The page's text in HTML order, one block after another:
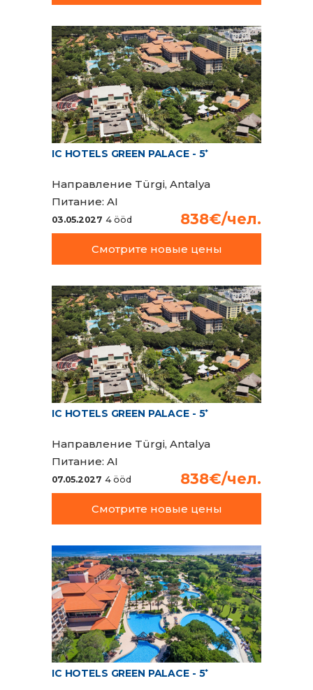
IC HOTELS GREEN PALACE - 5*
Направление Türgi, Antalya
Питание: AI
03.05.2027 4 ööd 838€/чел.
Смотрите новые цены
IC HOTELS GREEN PALACE - 5*
Направление Türgi, Antalya
Питание: AI
07.05.2027 4 ööd 838€/чел.
Смотрите новые цены
IC HOTELS GREEN PALACE - 5*